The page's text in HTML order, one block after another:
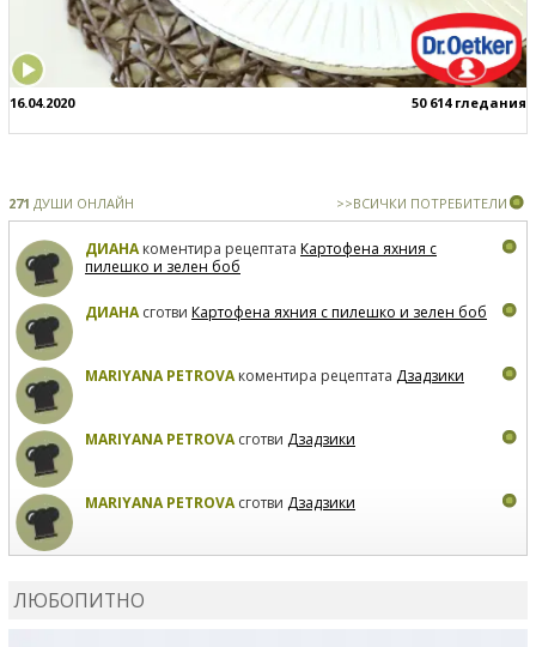
16.04.2020 50 614 гледания
271 ДУШИ ОНЛАЙН >>ВСИЧКИ ПОТРЕБИТЕЛИ
ДИАНАкоментира рецептата Картофена яхния с
пилешко и зелен боб
ДИАНАсготви Картофена яхния с пилешко и зелен боб
MARIYANA PETROVAкоментира рецептата Дзадзики
MARIYANA PETROVAсготви Дзадзики
MARIYANA PETROVAсготви Дзадзики
ЛЮБОПИТНО